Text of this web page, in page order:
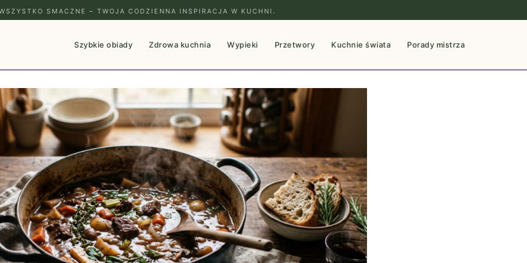
SMACZNE – TWOJA CODZIENNA INSPIRACJA W KUCHNI.
Szybkie obiady Zdrowa kuchnia Wypieki Przetwory Kuchnie świata Porady mistrza